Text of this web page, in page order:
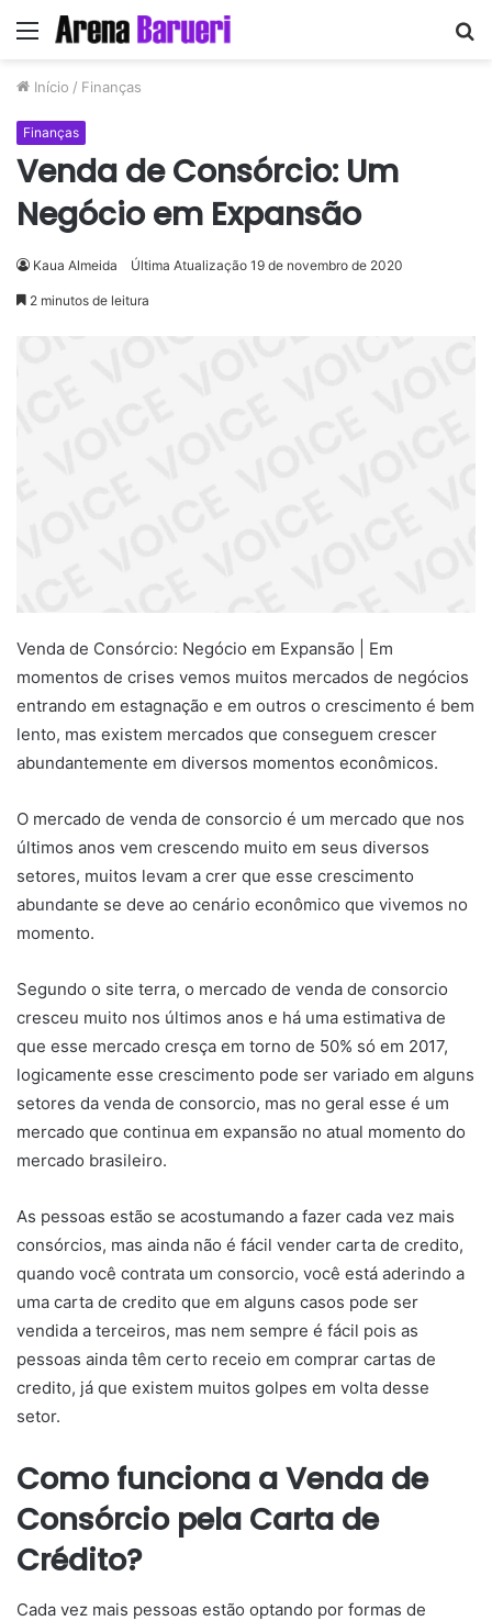
Menu
Início / Finanças
Finanças
Venda de Consórcio: Um
Negócio em Expansão
Kaua Almeida Última Atualização 19 de novembro de 2020
2 minutos de leitura
Venda de Consórcio: Negócio em Expansão | Em
momentos de crises vemos muitos mercados de negócios
entrando em estagnação e em outros o crescimento é bem
lento, mas existem mercados que conseguem crescer
abundantemente em diversos momentos econômicos.
O mercado de venda de consorcio é um mercado que nos
últimos anos vem crescendo muito em seus diversos
setores, muitos levam a crer que esse crescimento
abundante se deve ao cenário econômico que vivemos no
momento.
Segundo o site terra, o mercado de venda de consorcio
cresceu muito nos últimos anos e há uma estimativa de
que esse mercado cresça em torno de 50% só em 2017,
logicamente esse crescimento pode ser variado em alguns
setores da venda de consorcio, mas no geral esse é um
mercado que continua em expansão no atual momento do
mercado brasileiro.
As pessoas estão se acostumando a fazer cada vez mais
consórcios, mas ainda não é fácil vender carta de credito,
quando você contrata um consorcio, você está aderindo a
uma carta de credito que em alguns casos pode ser
vendida a terceiros, mas nem sempre é fácil pois as
pessoas ainda têm certo receio em comprar cartas de
credito, já que existem muitos golpes em volta desse
setor.
Como funciona a Venda de
Consórcio pela Carta de
Crédito?
Cada vez mais pessoas estão optando por formas de